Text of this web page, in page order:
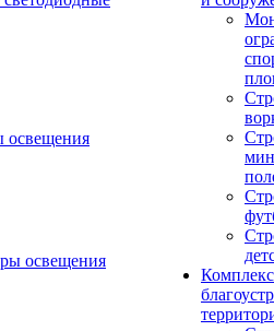
освещения
освещения